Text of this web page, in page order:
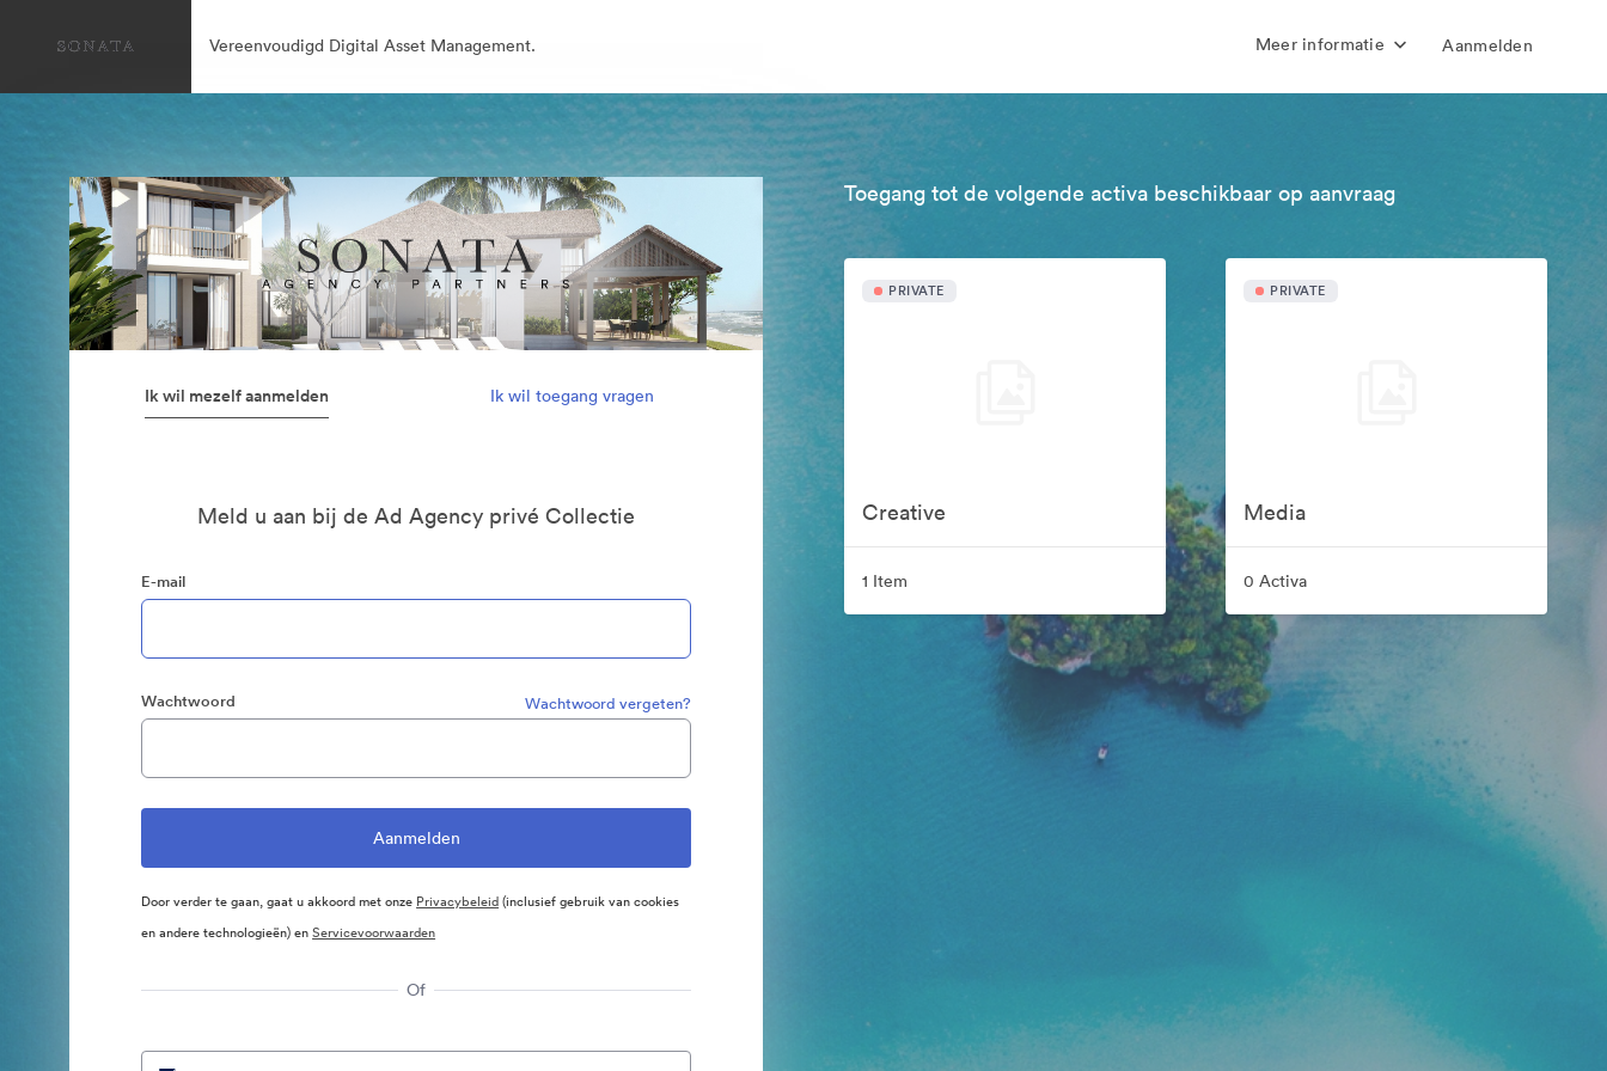
Vereenvoudigd Digital Asset Management. Meer informatie Aanmelden
Ik wil mezelf aanmelden Ik wil toegang vragen
Meld u aan bij de Ad Agency privé Collectie
E-mail
Wachtwoord Wachtwoord vergeten?
Door verder te gaan, gaat u akkoord met onze Privacybeleid(inclusief gebruik van cookies
en andere technologieën) enServicevoorwaarden
Of
Toegang tot de volgende activa beschikbaar op aanvraag
PRIVATE
Creative
1 Item
PRIVATE
Media
0 Activa